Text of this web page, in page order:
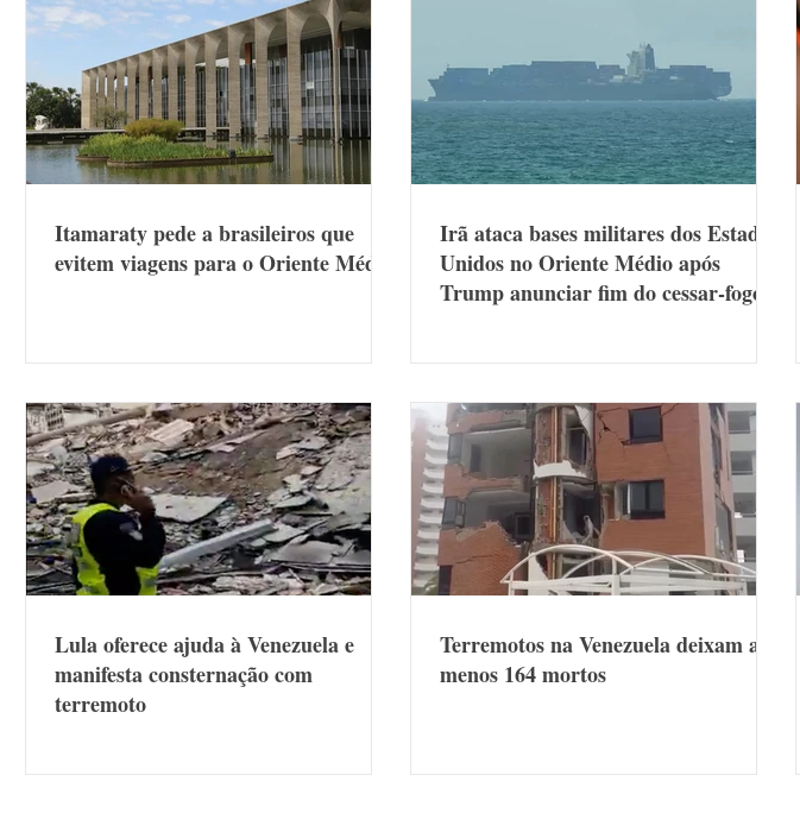
Itamaraty pede a brasileiros que
evitem viagens para o Oriente Médio
Irã ataca bases militares dos Estados
Unidos no Oriente Médio após
Trump anunciar fim do cessar-fogo
Lula oferece ajuda à Venezuela e
manifesta consternação com
terremoto
Terremotos na Venezuela deixam ao
menos 164 mortos